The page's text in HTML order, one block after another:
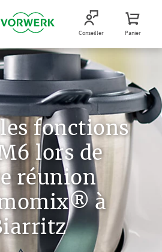
Conseiller Panier
fonctions
lors de
réunion
à